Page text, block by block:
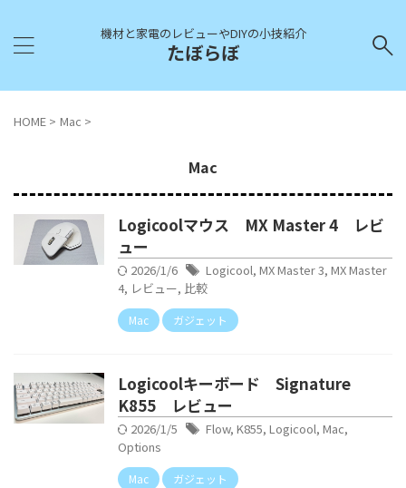
機材と家電のレビューやDIYの小技紹介
たぼらぼ
HOME > Mac >
Mac
Logicoolマウス MX Master 4 レビ
ュー
2026/1/6 Logicool, MX Master 3, MX Master
4, レビュー, 比較
Mac ガジェット
Logicoolキーボード Signature
K855 レビュー
2026/1/5 Flow, K855, Logicool, Mac,
Options
Mac ガジェット